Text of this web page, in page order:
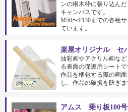
ンの桐木枠に張り込ん
キャンバスです。
M50〜F130までの各種
ています。
楽屋オリジナル セ
油彩画やアクリル画な
る表面の保護用シートで
作品を梱包する際の画
し、作品の破損を防ぎま
アムス 乗り板100